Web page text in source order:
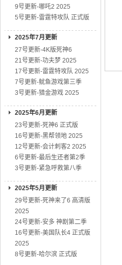
9号更新-哪吒2 2025
5号更新-雷霆特攻队 正式版
2025年7月更新
27号更新-4K版死神6
21号更新-功夫梦 2025
17号更新-雷霆特攻队 2025
7号更新-鱿鱼游戏第三季
3号更新-猎金游戏 2025
2025年6月更新
23号更新-死神6 正式版
16号更新-黑帮领地 2025
12号更新-会计刺客2 2025
6号更新-最后生还者第2季
3号更新-紧急呼救第八季
2025年5月更新
29号更新-死神来了6 高清版
2025
24号更新-安多 神剧第二季
16号更新-美国队长4 正式版
2025
8号更新-哈尔滨 正式版